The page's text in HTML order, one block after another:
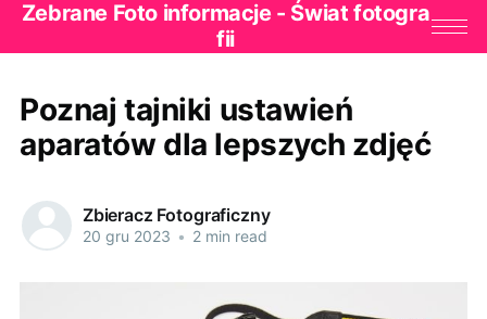
Zebrane Foto informacje - Świat fotogra
fii
Poznaj tajniki ustawień
aparatów dla lepszych zdjęć
Zbieracz Fotograficzny
20 gru 2023 • 2 min read